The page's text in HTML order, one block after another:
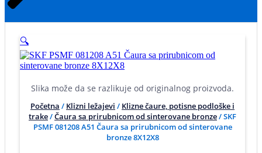
🔍
Slika može da se razlikuje od originalnog proizvoda.
Početna / Klizni ležajevi / Klizne čaure, potisne podloške i
trake/Čaura sa prirubnicom od sinterovane bronze/ SKF
PSMF 081208 A51 Čaura sa prirubnicom od sinterovane
bronze 8X12X8